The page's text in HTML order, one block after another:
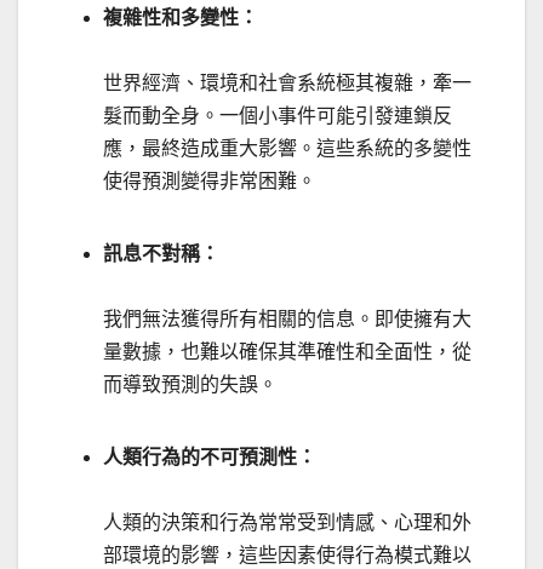
複雜性和多變性：
世界經濟、環境和社會系統極其複雜，牽一
髮而動全身。一個小事件可能引發連鎖反
應，最終造成重大影響。這些系統的多變性
使得預測變得非常困難。
訊息不對稱：
我們無法獲得所有相關的信息。即使擁有大
量數據，也難以確保其準確性和全面性，從
而導致預測的失誤。
人類行為的不可預測性：
人類的決策和行為常常受到情感、心理和外
部環境的影響，這些因素使得行為模式難以